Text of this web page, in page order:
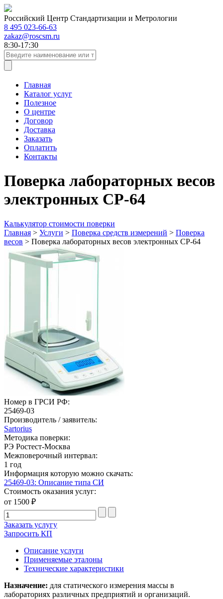
Российский Центр Стандартизации и Метрологии
8 495 023-66-63
zakaz@roscsm.ru
8:30-17:30
Главная
Каталог услуг
Полезное
О центре
Договор
Доставка
Заказать
Оплатить
Контакты
Поверка лабораторных весов
электронных СР-64
Калькулятор стоимости поверки
Главная > Услуги > Поверка средств измерений > Поверка
весов > Поверка лабораторных весов электронных СР-64
Номер в ГРСИ РФ:
25469-03
Производитель / заявитель:
Sartorius
Методика поверки:
РЭ Ростест-Москва
Межповерочный интервал:
1 год
Информация которую можно скачать:
25469-03: Описание типа СИ
Стоимость оказания услуг:
от 1500 ₽
Заказать услугу
Запросить КП
Описание услуги
Применяемые эталоны
Технические характеристики
Назначение: для статического измерения массы в
лабораториях различных предприятий и организаций.